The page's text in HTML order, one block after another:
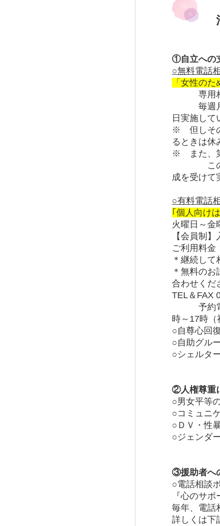
①自立への
○無料電話
「女性の
専用相
毎週月
日実施して
※ 但しその
るときは休
※ また、第
この事業
成を受けて
○有料電話
｢個人向け
火曜日～金
【会員制
ご利用料金
＊継続し
＊無料の
合わせくだ
TEL＆FAX
予約電
時～17時（
○自尊心回
○自助グル
○シェルタ
②人権尊重
○男女平等
○コミュニ
○ＤＶ・性
○ジェンダ
③援助者へ
○電話相談
『心のサ
毎年、電話
詳しくは下